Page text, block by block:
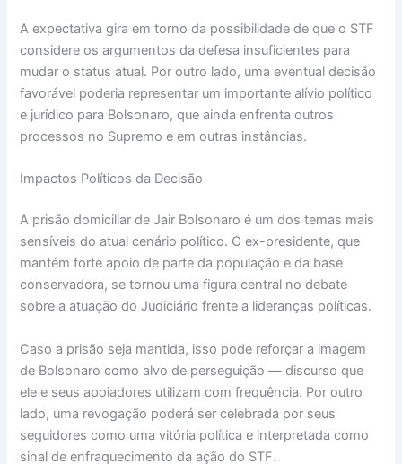
A expectativa gira em torno da possibilidade de que o STF
considere os argumentos da defesa insuficientes para
mudar o status atual. Por outro lado, uma eventual decisão
favorável poderia representar um importante alívio político
e jurídico para Bolsonaro, que ainda enfrenta outros
processos no Supremo e em outras instâncias.
Impactos Políticos da Decisão
A prisão domiciliar de Jair Bolsonaro é um dos temas mais
sensíveis do atual cenário político. O ex-presidente, que
mantém forte apoio de parte da população e da base
conservadora, se tornou uma figura central no debate
sobre a atuação do Judiciário frente a lideranças políticas.
Caso a prisão seja mantida, isso pode reforçar a imagem
de Bolsonaro como alvo de perseguição — discurso que
ele e seus apoiadores utilizam com frequência. Por outro
lado, uma revogação poderá ser celebrada por seus
seguidores como uma vitória política e interpretada como
sinal de enfraquecimento da ação do STF.